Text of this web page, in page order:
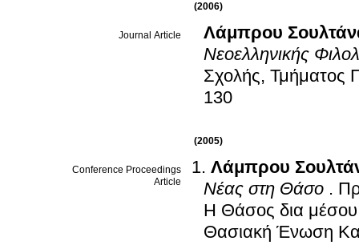
(2006)
Journal Article
Λάμπρου
Νεοελληνικής
Σχολής, Τμήματος
130
(2005)
Conference Proceedings
Article
Λάμπρου
Νέας στη Θάσο .
Η Θάσος δια μέσου
Θασιακή Ένωση